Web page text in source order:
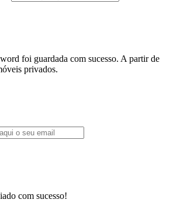
foi guardada com sucesso. A partir de
privados.
com sucesso!